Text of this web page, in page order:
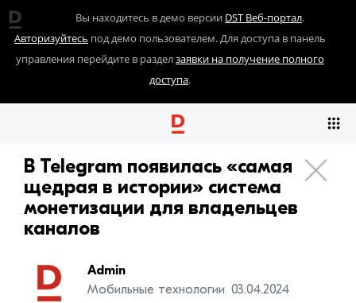
Вы находитесь в демо версии DST Веб-портал.
Авторизуйтесь под демо пользователем. Для доступа в панель
управления перейдите в разделзаявки на получение полного
доступа.
В Telegram появилась «самая
щедрая в истории» система
монетизации для владельцев
каналов
Admin
Мобильные технологии 03.04.2024